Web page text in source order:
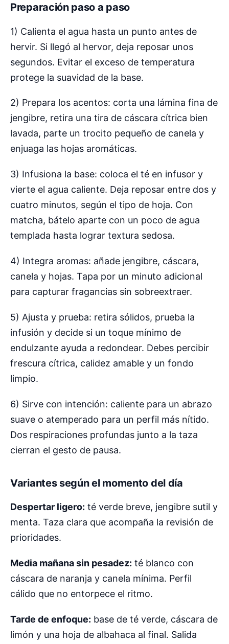
Preparación paso a paso
1) Calienta el agua hasta un punto antes de
hervir. Si llegó al hervor, deja reposar unos
segundos. Evitar el exceso de temperatura
protege la suavidad de la base.
2) Prepara los acentos: corta una lámina fina de
jengibre, retira una tira de cáscara cítrica bien
lavada, parte un trocito pequeño de canela y
enjuaga las hojas aromáticas.
3) Infusiona la base: coloca el té en infusor y
vierte el agua caliente. Deja reposar entre dos y
cuatro minutos, según el tipo de hoja. Con
matcha, bátelo aparte con un poco de agua
templada hasta lograr textura sedosa.
4) Integra aromas: añade jengibre, cáscara,
canela y hojas. Tapa por un minuto adicional
para capturar fragancias sin sobreextraer.
5) Ajusta y prueba: retira sólidos, prueba la
infusión y decide si un toque mínimo de
endulzante ayuda a redondear. Debes percibir
frescura cítrica, calidez amable y un fondo
limpio.
6) Sirve con intención: caliente para un abrazo
suave o atemperado para un perfil más nítido.
Dos respiraciones profundas junto a la taza
cierran el gesto de pausa.
Variantes según el momento del día
Despertar ligero: té verde breve, jengibre sutil y
menta. Taza clara que acompaña la revisión de
prioridades.
Media mañana sin pesadez: té blanco con
cáscara de naranja y canela mínima. Perfil
cálido que no entorpece el ritmo.
Tarde de enfoque: base de té verde, cáscara de
limón y una hoja de albahaca al final. Salida